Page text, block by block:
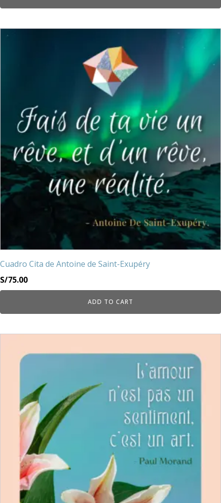
Cuadro Cita de Antoine de Saint-Exupéry
S/75.00
ADD TO CART